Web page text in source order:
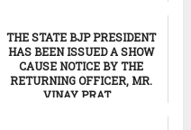
THE STATE BJP PRESIDENT
HAS BEEN ISSUED A SHOW
CAUSE NOTICE BY THE
RETURNING OFFICER, MR.
VINAY PRAT...